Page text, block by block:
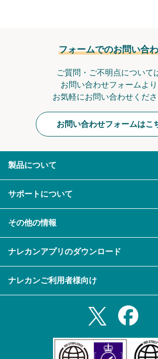
フォームでのお問い合
ご質問・ご不明点について
お問い合わせフォームより
お気軽にお問い合わせくださ
お問い合わせフォームはこ
製品について
ご利用企業様の声
セキュリティ
資料をダウンロードする
メール自動転送機能
サポートについて
充実サポート
その他の情報
セミナー一覧
プライバシーポリシー
ナレカンアプリのダウンロード
Androidタブレットアプリ
ナレカンご利用者様向け